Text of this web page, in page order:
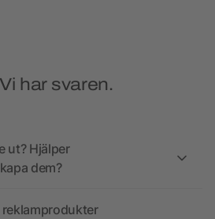
har svaren.
ut? Hjälper
dem?
reklamprodukter